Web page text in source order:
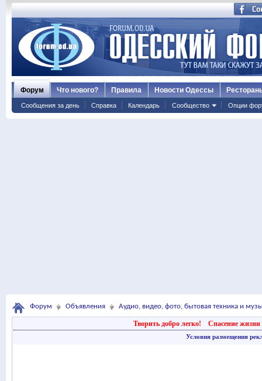
Форум
Сообщения за день Справка Календарь Сообщество Опции
Что нового? Правила Новости Одессы
Форум Объявления Аудио, видео, фото, бытовая техника и
Творить добро легко! Спасение жизни
Условия размещения